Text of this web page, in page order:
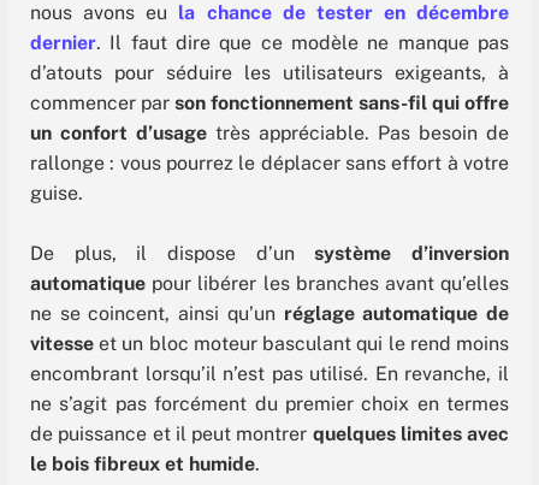
nous avons eu la chance de tester en décembre
dernier. Il faut dire que ce modèle ne manque pas
d’atouts pour séduire les utilisateurs exigeants, à
commencer par son fonctionnement sans-fil qui offre
un confort d’usage très appréciable. Pas besoin de
rallonge : vous pourrez le déplacer sans effort à votre
guise.
De plus, il dispose d’unsystème d’inversion
automatique pour libérer les branches avant qu’elles
ne se coincent, ainsi qu’un réglage automatique de
vitesse et un bloc moteur basculant qui le rend moins
encombrant lorsqu’il n’est pas utilisé. En revanche, il
ne s’agit pas forcément du premier choix en termes
de puissance et il peut montrer quelques limites avec
le bois fibreux et humide.